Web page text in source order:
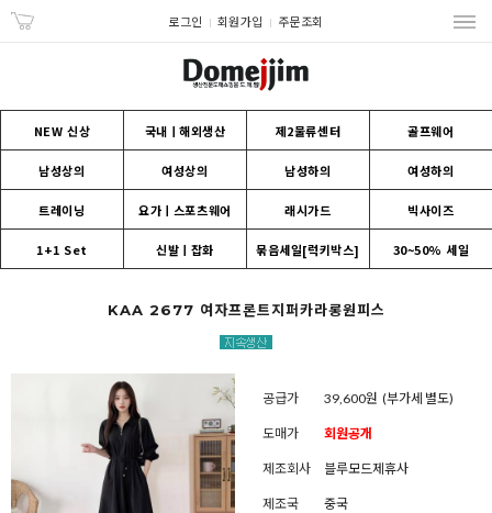
로그인 회원가입 주문조회
NEW 신상 국내ㅣ해외생산 제2물류센터 골프웨어
남성상의 여성상의 남성하의 여성하의
트레이닝 요가ㅣ스포츠웨어 래시가드 빅사이즈
1+1 Set 신발ㅣ잡화 묶음세일[럭키박스] 30~50% 세일
KAA 2677 여자프론트지퍼카라롱원피스
공급가 39,600원 (부가세 별도)
도매가 회원공개
제조회사 블루모드제휴사
제조국 중국